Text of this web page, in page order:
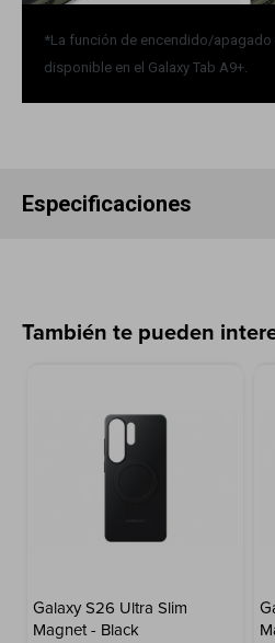
*La función de encendido/apagado
disponible en el Galaxy Tab A9+.
Especificaciones
También te pueden
Galaxy S26 Ultra Slim
Magnet - Black